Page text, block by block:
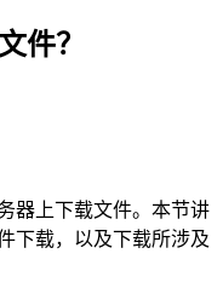
件？
器上下载文件。本节讲
下载，以及下载所涉及